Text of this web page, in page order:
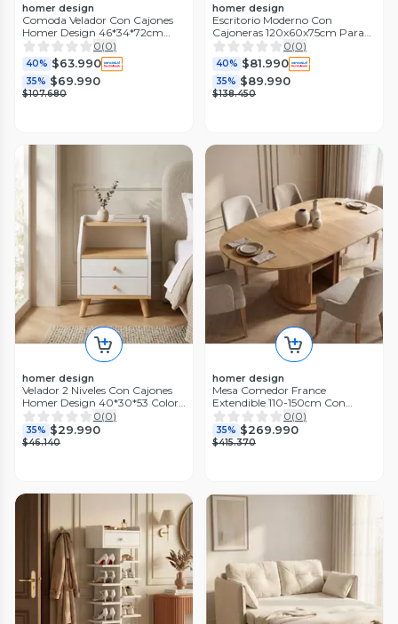
homer design
Comoda Velador Con Cajones
Homer Design 46*34*72cm
Europea
0(0)
40% $63.990
35% $69.990
$107.680
homer design
Escritorio Moderno Con
Cajoneras 120x60x75cm Para
Oficina Marrón Oscuro
0(0)
40% $81.990
35% $89.990
$138.450
homer design
Velador 2 Niveles Con Cajones
Homer Design 40*30*53 Color
Blanco Mate 0(0)
35% $29.990
$46.140
homer design
Mesa Comedor France
Extendible 110-150cm Con
Almacenamiento Marrón Claro
0(0)
35% $269.990
$415.370